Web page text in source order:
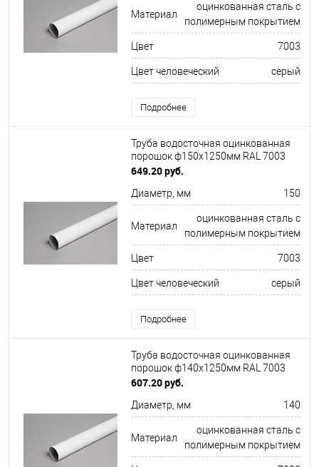
Материал
оцинкованная сталь с
полимерным покрытием
Цвет 7003
Цвет человеческий серый
Подробнее
Труба водосточная оцинкованная
порошок ф150х1250мм RAL 7003
649.20 руб.
Диаметр, мм 150
Материал
оцинкованная сталь с
полимерным покрытием
Цвет 7003
Цвет человеческий серый
Подробнее
Труба водосточная оцинкованная
порошок ф140х1250мм RAL 7003
607.20 руб.
Диаметр, мм 140
Материал
оцинкованная сталь с
полимерным покрытием